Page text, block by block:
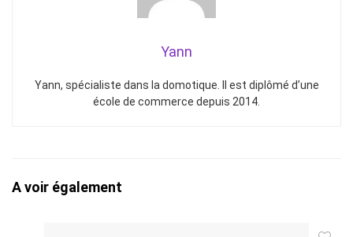
Yann
Yann, spécialiste dans la domotique. Il est diplômé d’une
école de commerce depuis 2014.
A voir également